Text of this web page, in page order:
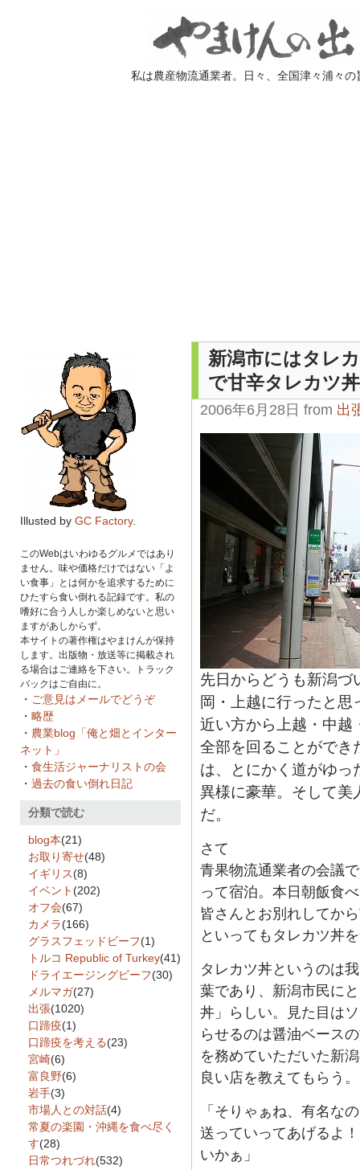
私は農産物流通業者。日々、全国津々浦々
新潟市にはタレ
で甘辛タレカツ
2006年6月28日 from 出
先日からどうも新潟づ
岡・上越に行ったと
近い方から上越・中越
全部を回ることができ
は、とにかく道がゆっ
異様に豪華。そして美
だ。
さて
青果物流通業者の会議
って宿泊。本日朝飯食
皆さんとお別れしてか
といってもタレカツ丼
タレカツ丼というのは
葉であり、新潟市民に
丼」らしい。見た目は
らせるのは醤油ベース
を務めていただいた新
良い店を教えてもらう。
「そりゃぁね、有名な
送っていってあげるよ
いかぁ」
Illusted by GC Factory.
このWebはいわゆるグルメではあり
ません。味や価格だけではない「よ
い食事」とは何かを追求するために
ひたすら食い倒れる記録です。私の
嗜好に合う人しか楽しめないと思い
ますがあしからず。
本サイトの著作権はやまけんが保持
します。出版物・放送等に掲載され
る場合はご連絡を下さい。トラック
バックはご自由に。
・ ご意見はメールでどうぞ
・ 略歴
・ 農業blog「俺と畑とインター
ネット」
・ 食生活ジャーナリストの会
・ 過去の食い倒れ日記
分類で読む
blog本(21)
お取り寄せ(48)
イギリス(8)
イベント (202)
オフ会(67)
カメラ(166)
グラスフェッドビーフ(1)
トルコ Republic of Turkey(41)
ドライエージングビーフ(30)
メルマガ(27)
出張(1020)
口蹄疫(1)
口蹄疫を考える(23)
宮崎(6)
富良野(6)
岩手(3)
市場人との対話(4)
常夏の楽園・沖縄を食べ尽く
す(28)
日常つれづれ(532)